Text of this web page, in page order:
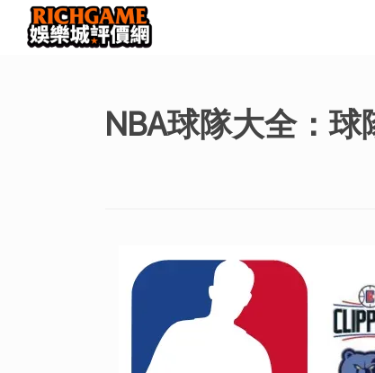
NBA球隊大全：